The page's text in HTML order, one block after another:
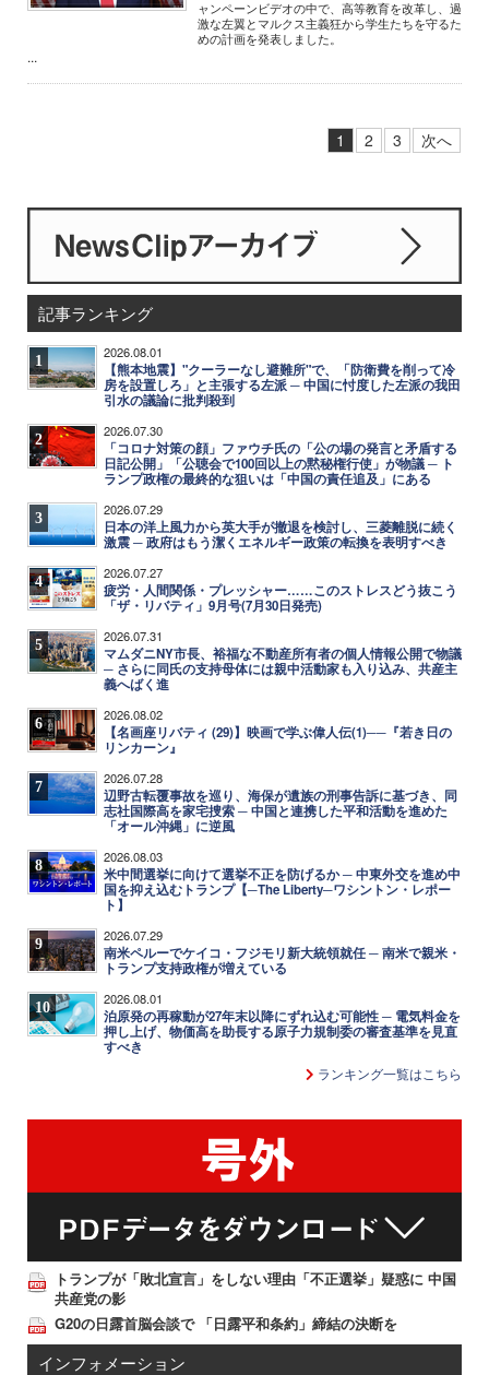
ャンペーンビデオの中で、高等教育を改革し、過
激な左翼とマルクス主義狂から学生たちを守るた
めの計画を発表しました。
...
1 2 3 次へ
記事ランキング
1 2026.08.01
【熊本地震】"クーラーなし避難所"で、「防衛費を削って冷
房を設置しろ」と主張する左派 ─ 中国に忖度した左派の我田
引水の議論に批判殺到
2 2026.07.30
「コロナ対策の顔」ファウチ氏の「公の場の発言と矛盾する
日記公開」「公聴会で100回以上の黙秘権行使」が物議 ─ ト
ランプ政権の最終的な狙いは「中国の責任追及」にある
3 2026.07.29
日本の洋上風力から英大手が撤退を検討し、三菱離脱に続く
激震 ─ 政府はもう潔くエネルギー政策の転換を表明すべき
4 2026.07.27
疲労・人間関係・プレッシャー……このストレスどう抜こう
「ザ・リバティ」9月号(7月30日発売)
5 2026.07.31
マムダニNY市長、裕福な不動産所有者の個人情報公開で物議
─ さらに同氏の支持母体には親中活動家も入り込み、共産主
義へばく進
6 2026.08.02
【名画座リバティ (29)】映画で学ぶ偉人伝(1)──『若き日の
リンカーン』
7 2026.07.28
辺野古転覆事故を巡り、海保が遺族の刑事告訴に基づき、同
志社国際高を家宅捜索 ─ 中国と連携した平和活動を進めた
「オール沖縄」に逆風
8 2026.08.03
米中間選挙に向けて選挙不正を防げるか ─ 中東外交を進め中
国を抑え込むトランプ【─The Liberty─ワシントン・レポー
ト】
9 2026.07.29
南米ペルーでケイコ・フジモリ新大統領就任 ─ 南米で親米・
トランプ支持政権が増えている
10 2026.08.01
泊原発の再稼動が27年末以降にずれ込む可能性 ─ 電気料金を
押し上げ、物価高を助長する原子力規制委の審査基準を見直
すべき
ランキング一覧はこちら
トランプが「敗北宣言」をしない理由「不正選挙」疑惑に 中国
共産党の影
G20の日露首脳会談で 「日露平和条約」締結の決断を
インフォメーション